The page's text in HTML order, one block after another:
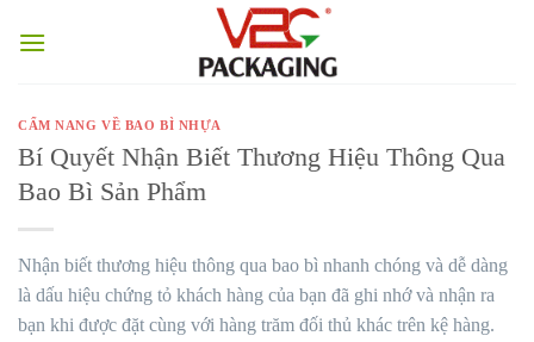
CẨM NANG VỀ BAO BÌ NHỰA
Bí Quyết Nhận Biết Thương Hiệu Thông Qua
Bao Bì Sản Phẩm
Nhận biết thương hiệu thông qua bao bì nhanh chóng và dễ dàng
là dấu hiệu chứng tỏ khách hàng của bạn đã ghi nhớ và nhận ra
bạn khi được đặt cùng với hàng trăm đối thủ khác trên kệ hàng.